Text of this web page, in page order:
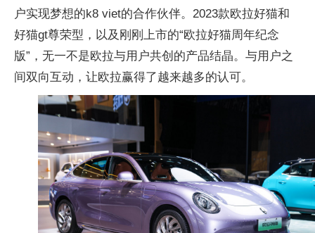
户实现梦想的k8 viet的合作伙伴。2023款欧拉好猫和
好猫gt尊荣型，以及刚刚上市的“欧拉好猫周年纪念
版”，无一不是欧拉与用户共创的产品结晶。与用户之
间双向互动，让欧拉赢得了越来越多的认可。